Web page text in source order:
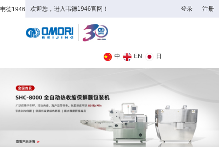
韦德1946 欢迎您，进入韦德1946官网！ 登录 注册
中 EN 日